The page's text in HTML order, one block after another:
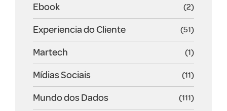
Ebook (2)
Experiencia do Cliente (51)
Martech (1)
Mídias Sociais (11)
Mundo dos Dados (111)